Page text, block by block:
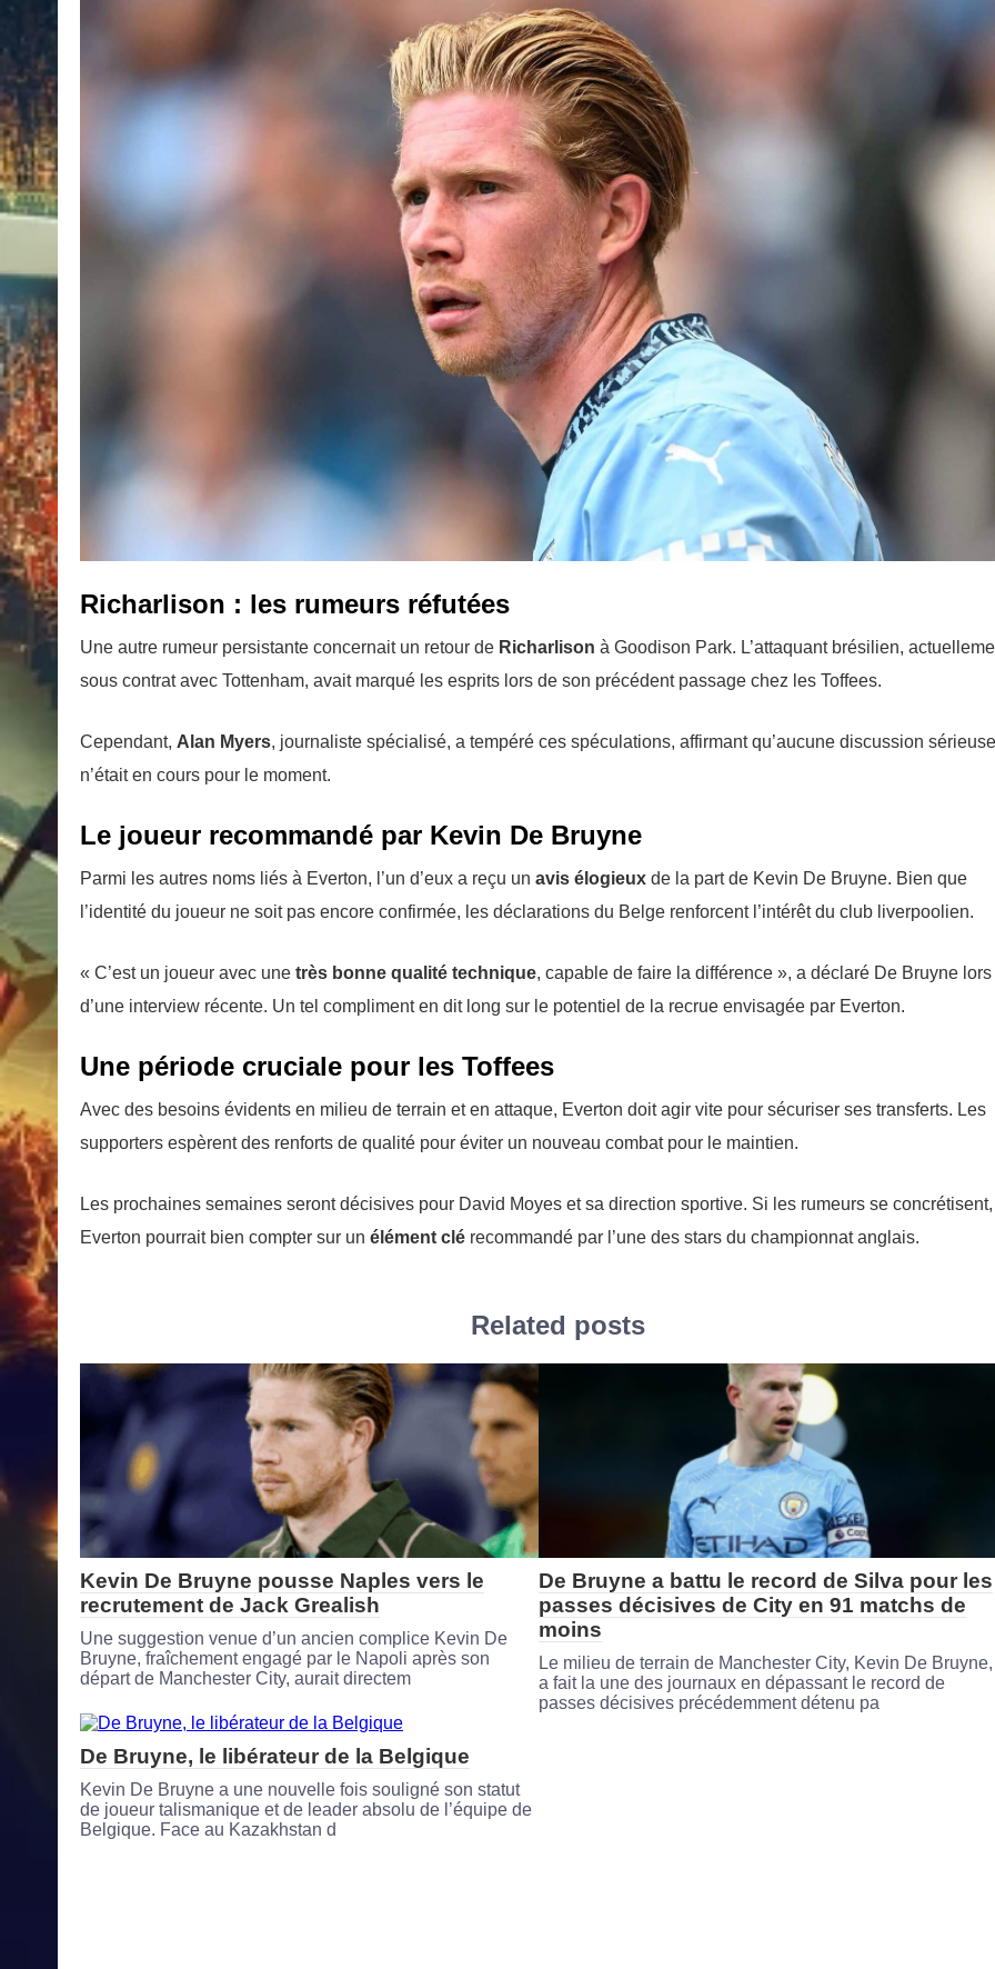
Richarlison : les rumeurs réfutées
Une autre rumeur persistante concernait un retour de Richarlison à Goodison Park. L’attaquant brésilien,
sous contrat avec Tottenham, avait marqué les esprits lors de son précédent passage chez les Toffees.
Cependant, Alan Myers, journaliste spécialisé, a tempéré ces spéculations, affirmant qu’aucune discussion sérieuse
n’était en cours pour le moment.
Le joueur recommandé par Kevin De Bruyne
Parmi les autres noms liés à Everton, l’un d’eux a reçu un avis élogieux de la part de Kevin De Bruyne. Bien que
l’identité du joueur ne soit pas encore confirmée, les déclarations du Belge renforcent l’intérêt du club liverpoolien.
« C’est un joueur avec une très bonne qualité technique, capable de faire la différence », a déclaré De Bruyne lors
d’une interview récente. Un tel compliment en dit long sur le potentiel de la recrue envisagée par Everton.
Une période cruciale pour les Toffees
Avec des besoins évidents en milieu de terrain et en attaque, Everton doit agir vite pour sécuriser ses transferts. Les
supporters espèrent des renforts de qualité pour éviter un nouveau combat pour le maintien.
Les prochaines semaines seront décisives pour David Moyes et sa direction sportive. Si les rumeurs se concrétisent,
Everton pourrait bien compter sur un élément clé recommandé par l’une des stars du championnat anglais.
Related posts
Kevin De Bruyne pousse Naples vers le
recrutement de Jack Grealish
Une suggestion venue d’un ancien complice Kevin De
Bruyne, fraîchement engagé par le Napoli après son
départ de Manchester City, aurait directem
De Bruyne a battu le record de Silva pour les
passes décisives de City en 91 matchs de
moins
Le milieu de terrain de Manchester City, Kevin De Bruyne,
a fait la une des journaux en dépassant le record de
passes décisives précédemment détenu pa
De Bruyne, le libérateur de la Belgique
Kevin De Bruyne a une nouvelle fois souligné son statut
de joueur talismanique et de leader absolu de l’équipe de
Belgique. Face au Kazakhstan d